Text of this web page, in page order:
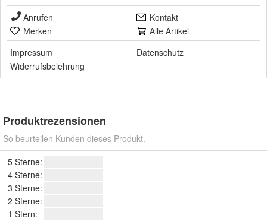
Anrufen
Kontakt
Merken
Alle Artikel
Impressum
Datenschutz
Widerrufsbelehrung
Produktrezensionen
So beurteilen Kunden dieses Produkt.
5 Sterne:
4 Sterne:
3 Sterne:
2 Sterne:
1 Stern: